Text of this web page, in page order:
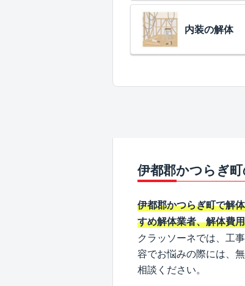
内装の解体
伊都郡かつらぎ
伊都郡かつらぎ町で解
すめ解体業者、解体費
クラッソーネでは、工
容でお悩みの際には、
相談ください。